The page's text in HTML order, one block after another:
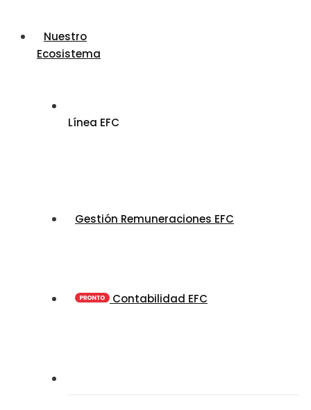
Nuestro
Ecosistema
Línea EFC
Gestión Remuneraciones EFC
Contabilidad EFC